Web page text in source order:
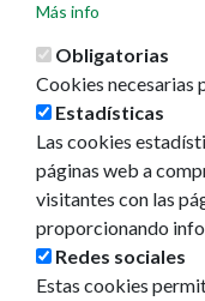
Planifica tu viaje
Actualidad
Noticias
Eventos
Redes sociales
Ruedas de prensa
Más info
Obligatorias
Cookies necesarias
Estadísticas
Las cookies
páginas web a
visitantes con las
proporcionando
Redes sociales
Estas cookies